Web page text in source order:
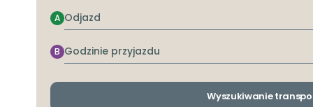
Odjazd
A
Godzinie
przyjazdu
B
Wyszukiwanie